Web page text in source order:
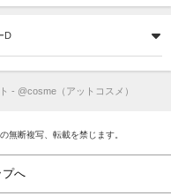
D
- @cosme（アットコスメ）
無断複写、転載を禁じます。
へ